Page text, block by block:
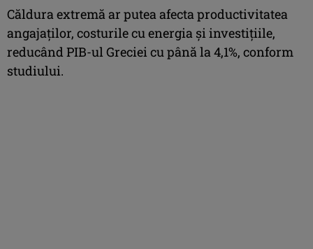
Căldura extremă ar putea afecta productivitatea
angajaţilor, costurile cu energia şi investiţiile,
reducând PIB-ul Greciei cu până la 4,1%, conform
studiului.